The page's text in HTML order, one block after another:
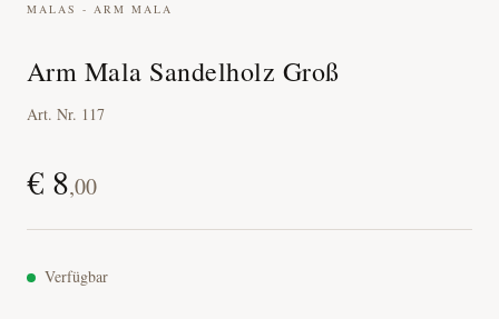
MALAS - ARM MALA
Arm Mala Sandelholz Groß
Art. Nr. 117
€ 8,00
Verfügbar